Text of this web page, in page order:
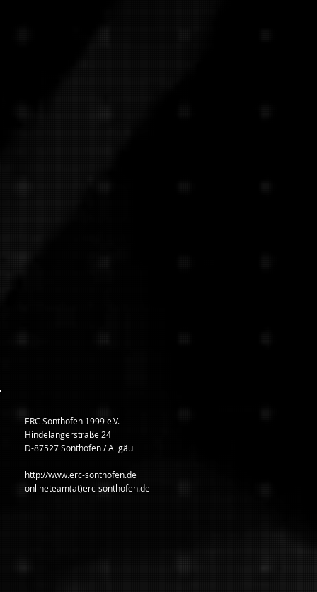
ERC Sonthofen 1999 e.V.
Hindelangerstraße 24
D-87527 Sonthofen / Allgäu
http://www.erc-sonthofen.de
onlineteam(at)erc-sonthofen.de